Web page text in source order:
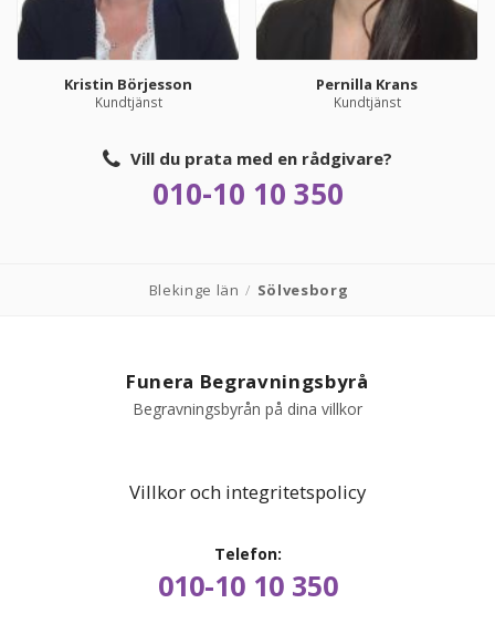
Kristin Börjesson
Kundtjänst
Pernilla Krans
Kundtjänst
Vill du prata med en rådgivare?
010-10 10 350
Blekinge län / Sölvesborg
Funera Begravningsbyrå
Begravningsbyrån på dina villkor
Villkor och integritetspolicy
Telefon:
010-10 10 350